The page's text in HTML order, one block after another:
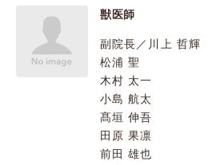
獣医師
副院長／川上 哲輝
松浦 聖
木村 太一
小島 航太
髙垣 伸吾
田原 果凛
前田 雄也